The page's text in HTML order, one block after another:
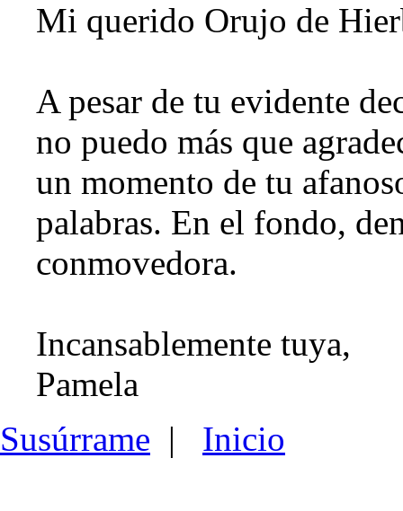
Mi querido Orujo de
A pesar de tu evidente
no puedo más que
un momento de tu
palabras. En el fondo,
conmovedora.
Incansablemente tuya,
Pamela
Susúrrame | Inicio